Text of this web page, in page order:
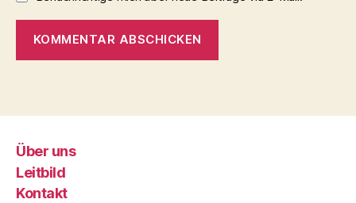
Über uns
Leitbild
Kontakt